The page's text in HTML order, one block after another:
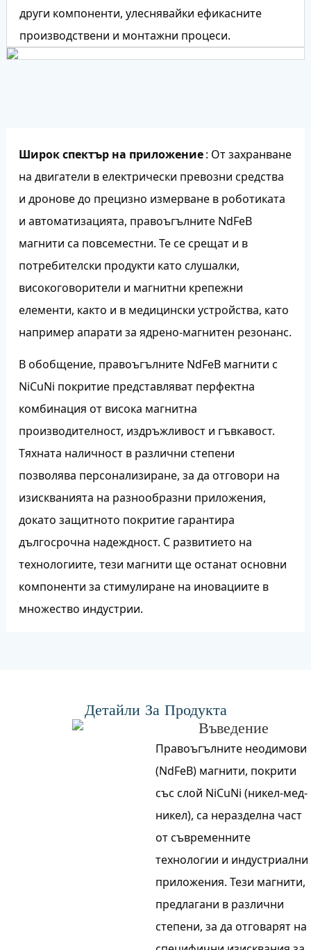
други компоненти, улеснявайки ефикасните
производствени и монтажни процеси.
Широк спектър на приложение: От захранване
на двигатели в електрически превозни средства
и дронове до прецизно измерване в роботиката
и автоматизацията, правоъгълните NdFeB
магнити са повсеместни. Те се срещат и в
потребителски продукти като слушалки,
високоговорители и магнитни крепежни
елементи, както и в медицински устройства, като
например апарати за ядрено-магнитен резонанс.
В обобщение, правоъгълните NdFeB магнити с
NiCuNi покритие представляват перфектна
комбинация от висока магнитна
производителност, издръжливост и гъвкавост.
Тяхната наличност в различни степени
позволява персонализиране, за да отговори на
изискванията на разнообразни приложения,
докато защитното покритие гарантира
дългосрочна надеждност. С развитието на
технологиите, тези магнити ще останат основни
компоненти за стимулиране на иновациите в
множество индустрии.
Детайли За Продукта
Въведение
Правоъгълните неодимови
(NdFeB) магнити, покрити
със слой NiCuNi (никел-мед-
никел), са неразделна част
от съвременните
технологии и индустриални
приложения. Тези магнити,
предлагани в различни
степени, за да отговарят на